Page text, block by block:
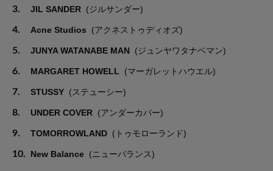
3. JIL SANDER (ジルサンダー)
4. Acne Studios (アクネストゥディオズ)
5. JUNYA WATANABE MAN (ジュンヤワタナベマン)
6. MARGARET HOWELL (マーガレットハウエル)
7. STUSSY (ステューシー)
8. UNDER COVER (アンダーカバー)
9. TOMORROWLAND (トゥモローランド)
10. New Balance (ニューバランス)